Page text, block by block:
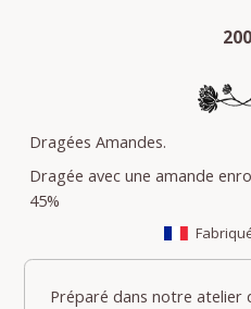
Dragées Amandes.
Dragée avec une amande
45%
Préparé dans notre atelier